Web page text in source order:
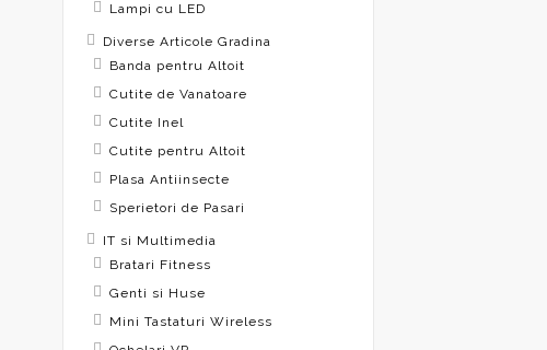
Lampi cu LED
Diverse Articole Gradina
Banda pentru Altoit
Cutite de Vanatoare
Cutite Inel
Cutite pentru Altoit
Plasa Antiinsecte
Sperietori de Pasari
IT si Multimedia
Bratari Fitness
Genti si Huse
Mini Tastaturi Wireless